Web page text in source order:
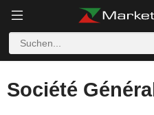
Société